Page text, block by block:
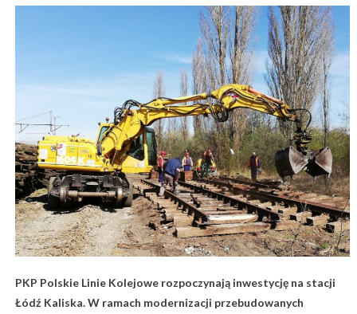
PKP Polskie Linie Kolejowe rozpoczynają inwestycję na stacji
Łódź Kaliska. W ramach modernizacji przebudowanych